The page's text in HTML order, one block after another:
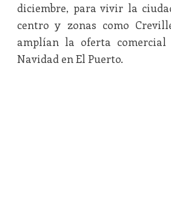
diciembre, para vivir la
centro y zonas como
amplían la oferta
Navidad en El Puerto.